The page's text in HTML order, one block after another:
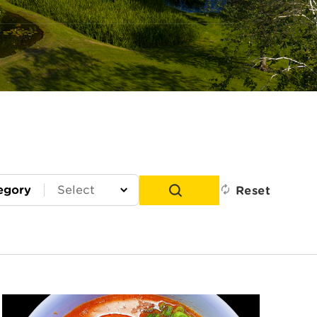
Reset